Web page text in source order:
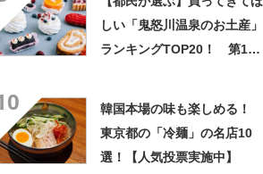
しい「鬼怒川温泉のお土産」
ランキングTOP20！ 第1位
韓国本場の味も楽しめる！
東京都の「冷麺」の名店10
選！【人気投票実施中】